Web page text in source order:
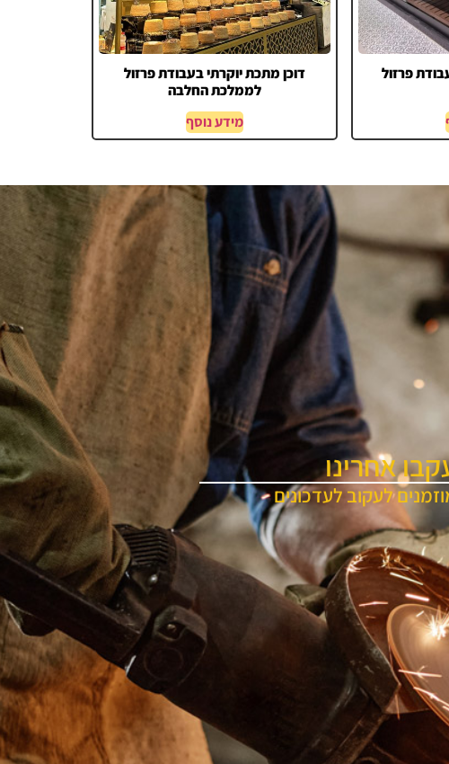
פרזול
דוכן מתכת יוקרתי בעבודת פרזול
לממלכת החלבה
מידע נוסף
אחרינו
לעקוב לעדכונים